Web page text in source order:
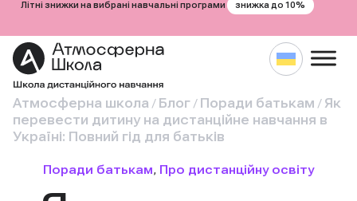
Літні знижки на вибрані навчальні програми знижка до 10%
Атмосферна школа / Блог / Поради батькам / Як
перевести дитину на дистанційне навчання в
Україні: Повний гід для батьків
Поради батькам, Про дистанційну освіту